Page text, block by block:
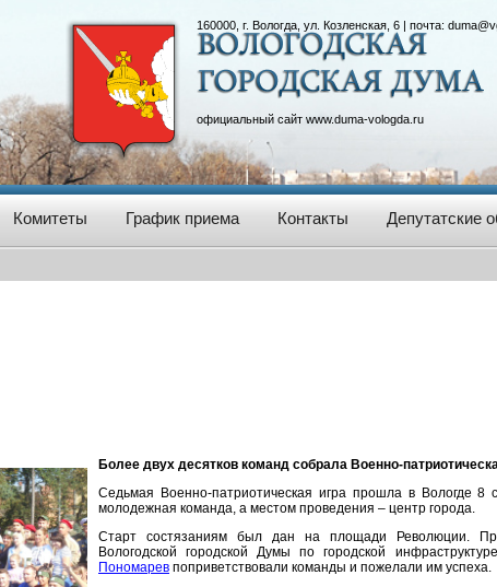
160000, г. Вологда, ул. Козленская, 6 | почта:
официальный сайт www.duma-vologda.ru
Комитеты График приема Контакты Депутатские
Более двух десятков команд собрала Военно-
Седьмая Военно-патриотическая игра прошла в Вологде 8
молодежная команда, а местом проведения – центр города.
Старт состязаниям был дан на площади Революции.
Вологодской городской Думы по городской
Пономарев поприветствовали команды и пожелали им успеха.